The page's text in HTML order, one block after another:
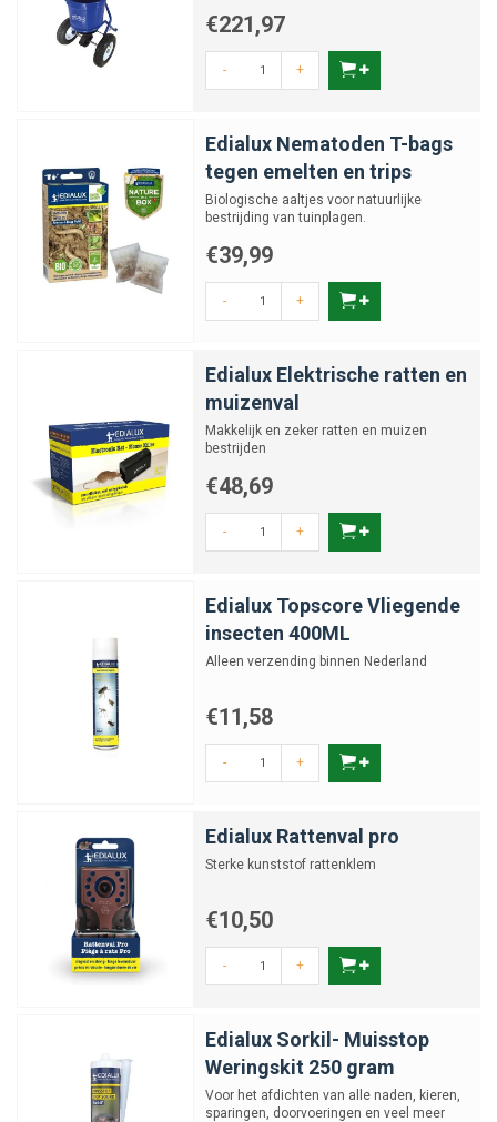
€221,97
- +
Edialux Nematoden T-bags
tegen emelten en trips
Biologische aaltjes voor natuurlijke
bestrijding van tuinplagen.
€39,99
- +
Edialux Elektrische ratten en
muizenval
Makkelijk en zeker ratten en muizen
bestrijden
€48,69
- +
Edialux Topscore Vliegende
insecten 400ML
Alleen verzending binnen Nederland
€11,58
- +
Edialux Rattenval pro
Sterke kunststof rattenklem
€10,50
- +
Edialux Sorkil- Muisstop
Weringskit 250 gram
Voor het afdichten van alle naden, kieren,
sparingen, doorvoeringen en veel meer